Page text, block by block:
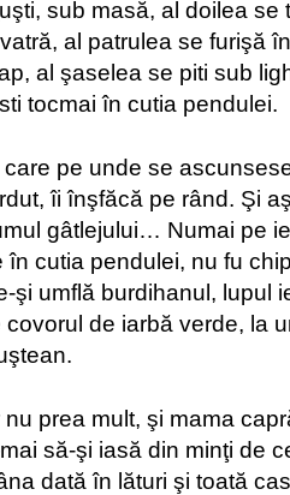
sub masă, al doilea se
al patrulea se furişă
al şaselea se piti sub
tocmai în cutia pendulei.
pe unde se
îi înşfăcă pe rând. Şi
gâtlejului… Numai pe
cutia pendulei, nu fu
şi umflă burdihanul, lupul
de iarbă verde, la
prea mult, şi mama
să-şi iasă din minţi de
dată în lături şi toată